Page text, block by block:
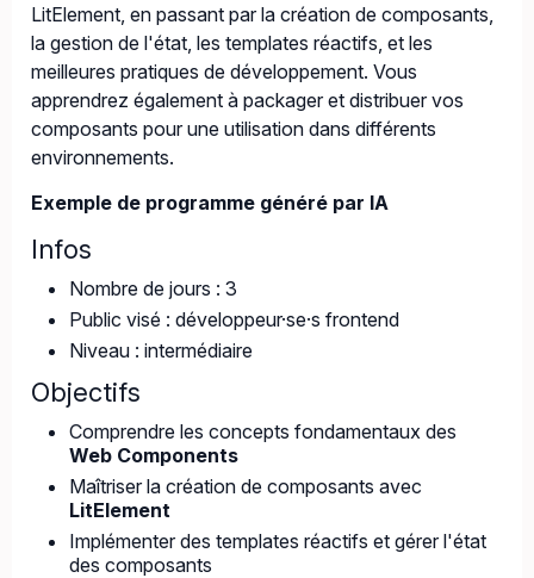
LitElement, en passant par la création de composants,
la gestion de l'état, les templates réactifs, et les
meilleures pratiques de développement. Vous
apprendrez également à packager et distribuer vos
composants pour une utilisation dans différents
environnements.
Exemple de programme généré par IA
Infos
Nombre de jours : 3
Public visé : développeur·se·s frontend
Niveau : intermédiaire
Objectifs
Comprendre les concepts fondamentaux des
Web Components
Maîtriser la création de composants avec
LitElement
Implémenter des templates réactifs et gérer l'état
des composants